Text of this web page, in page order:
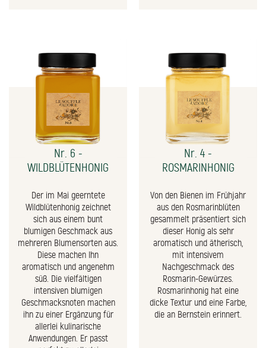
Nr. 6 -
WILDBLÜTENHONIG
Der im Mai geerntete
Wildblütenhonig zeichnet
sich aus einem bunt
blumigen Geschmack aus
mehreren Blumensorten aus.
Diese machen Ihn
aromatisch und angenehm
süß. Die vielfältigen
intensiven blumigen
Geschmacksnoten machen
ihn zu einer Ergänzung für
allerlei kulinarische
Anwendungen. Er passt
Nr. 4 -
ROSMARINHONIG
Von den Bienen im Frühjahr
aus den Rosmarinblüten
gesammelt präsentiert sich
dieser Honig als sehr
aromatisch und ätherisch,
mit intensivem
Nachgeschmack des
Rosmarin-Gewürzes.
Rosmarinhonig hat eine
dicke Textur und eine Farbe,
die an Bernstein erinnert.